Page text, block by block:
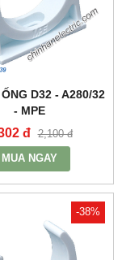
D32 - A280/32
- MPE
đ 2,100 đ
MUA NGAY
-38%